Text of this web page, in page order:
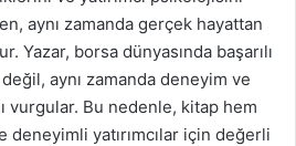
aynı zamanda gerçek hayattan
Yazar, borsa dünyasında başarılı
aynı zamanda deneyim ve
vurgular. Bu nedenle, kitap hem
deneyimli yatırımcılar için değerli